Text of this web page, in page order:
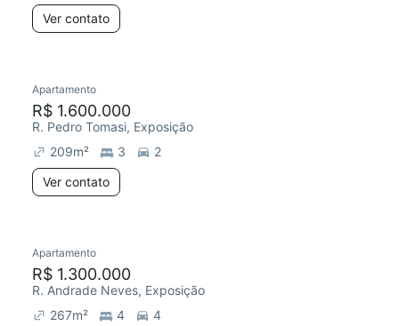
Ver contato
Chegou este mês
Apartamento
R$ 1.600.000
R. Pedro Tomasi, Exposição
209m² 3
2
Ver contato
Chegou este mês
Apartamento
R$ 1.300.000
R. Andrade Neves, Exposição
267m² 4
4